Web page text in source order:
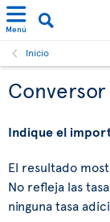
Menú
Inicio
Indique el
El resultado
No refleja las
ninguna tasa